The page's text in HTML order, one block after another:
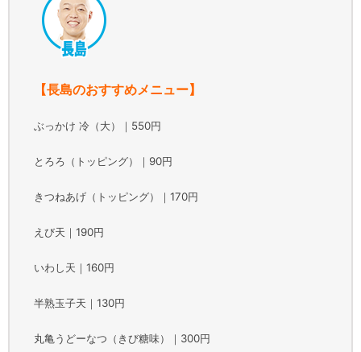
【長島のおすすめメニュー】
ぶっかけ 冷（大）｜550円
とろろ（トッピング）｜90円
きつねあげ（トッピング）｜170円
えび天｜190円
いわし天｜160円
半熟玉子天｜130円
丸亀うどーなつ（きび糖味）｜300円